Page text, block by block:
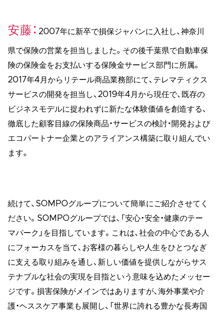
安藤 2007年に新卒で損保ジャパンに入社し、神奈川
県で保険の営業を担当しました。その後千葉県で自動車保
険の保険金をお支払いする保険金サービス部門に所属。
2017年4月からリテール商品業務部にて、テレマティクス
サービスの開発を担当し、2019年4月から現任で、既存の
ビジネスモデルに捉われずに新たな体験価値を創造する、
徹底した顧客目線の保険商品・サービスの検討・開発および
エコパートナー企業とのアライアンス構築に取り組んでい
ます。
続けて、SOMPOグループについて簡単にご紹介させてく
ださい。SOMPOグループでは、「安心・安全・健康のテー
マパーク」を目指しています。これは、社会の中心である人
にフォーカスを当て、お客様の暮らしや人生をひとつなぎ
に支える取り組みを通し、新しい価値を提供しながらサス
テナブルな社会の実現を目指という意味を込めたメッセー
ジです。損害保険がメインではありますが、海外事業や介
護・ヘススケア事業も展開し、「世界に誇れる豊かな長寿国